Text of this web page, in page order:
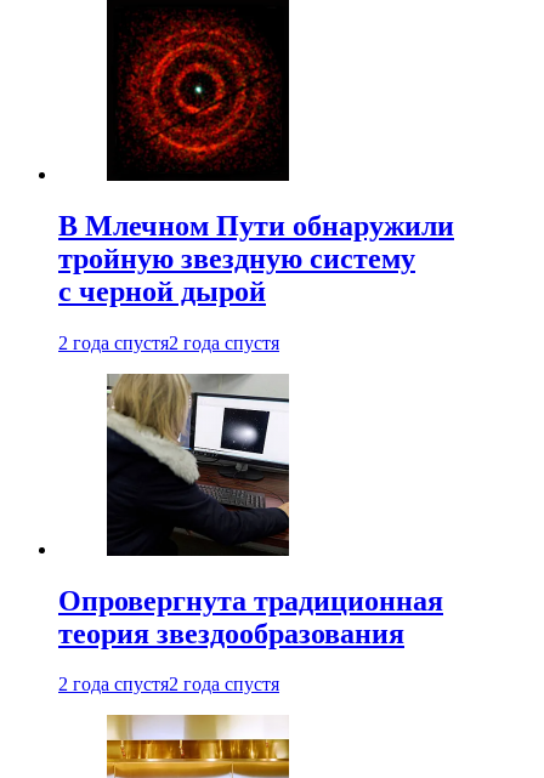
В Млечном Пути обнаружили
тройную звездную систему
с черной дырой
2 года спустя2 года спустя
Опровергнута традиционная
теория звездообразования
2 года спустя2 года спустя